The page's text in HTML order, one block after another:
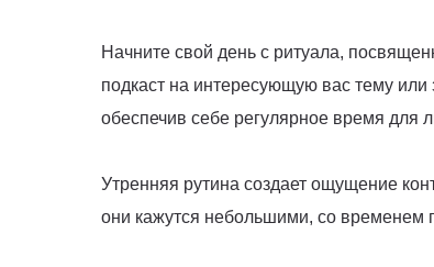
Начните свой день с ритуала,
подкаст на интересующую вас тему или
обеспечив себе регулярное время для
Утренняя рутина создает ощущение
они кажутся небольшими, со временем